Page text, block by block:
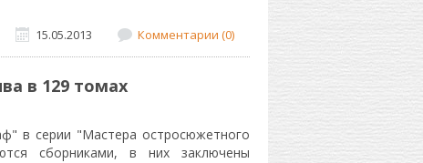
15.05.2013 Комментарии (0)
в 129 томах
в серии "Мастера остросюжетного
сборниками, в них заключены